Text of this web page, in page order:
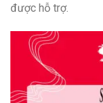
được hỗ trợ.